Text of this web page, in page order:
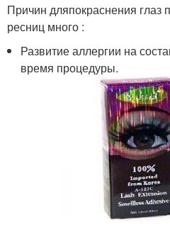
Причин дляпокраснения глаз
ресниц много :
Развитие аллергии на
время процедуры.